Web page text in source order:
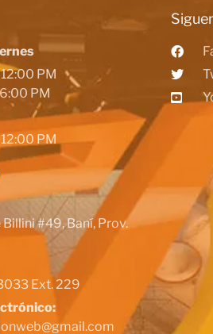
PM
PM
PM
#49, Baní, Prov.
Ext. 229